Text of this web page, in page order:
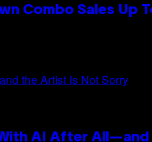
Combo Sales Up
AI After